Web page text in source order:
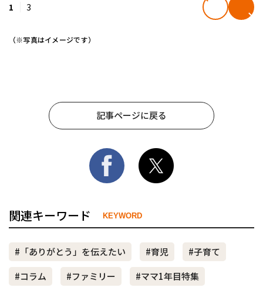
1 3
（※写真はイメージです）
記事ページに戻る
関連キーワード KEYWORD
#「ありがとう」を伝えたい #育児
#子育て
#コラム
#ファミリー #ママ1年目特集